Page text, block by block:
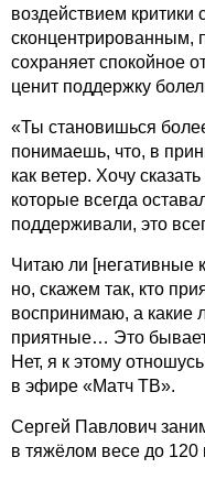
воздействием критики
сконцентрированным,
сохраняет спокойное
ценит поддержку
«Ты становишься
понимаешь, что, в
как ветер. Хочу
которые всегда
поддерживали, это
Читаю ли [негативные
но, скажем так, кто
воспринимаю, а какие
приятные… Это
Нет, я к этому
в эфире «Матч ТВ».
Сергей Павлович
в тяжёлом весе до 120